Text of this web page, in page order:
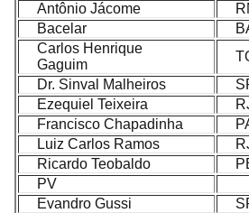
Antônio Jácome
Bacelar
Carlos Henrique
Gaguim
Dr. Sinval Malheiros
Ezequiel Teixeira
Francisco Chapadinha
Luiz Carlos Ramos
Ricardo Teobaldo
PV
Evandro Gussi